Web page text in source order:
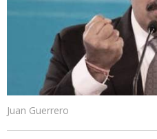
Juan Guerrero